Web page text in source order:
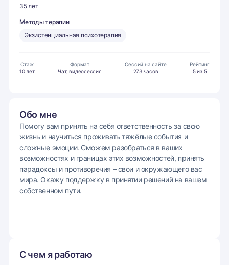
35 лет
Методы терапии
Экзистенциальная психотерапия
Стаж
10 лет
Формат
Чат, видеосессия
Сессий на сайте
273 часов
Рейтинг
5 из 5
Обо мне
Помогу вам принять на себя ответственность за свою
жизнь и научиться проживать тяжёлые события и
сложные эмоции. Сможем разобраться в ваших
возможностях и границах этих возможностей, принять
парадоксы и противоречия – свои и окружающего вас
мира. Окажу поддержку в принятии решений на вашем
собственном пути.
С чем я работаю